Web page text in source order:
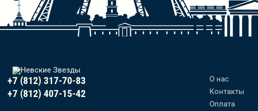
+7 (812) 317-70-83
+7 (812) 407-15-42
О нас
Контакты
Оплата